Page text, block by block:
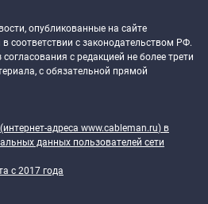
опубликованные на сайте
соответствии с законодательством РФ.
с редакцией не более трети
с обязательной прямой
адреса www.cableman.ru) в
данных пользователей сети
c 2017 года